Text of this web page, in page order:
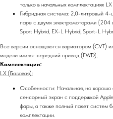
только в начальных комплектациях
Гибридная система: 2,0-литровый 4-
паре с двумя электромоторами (204
Sport Hybrid, EX-L Hybrid, Sport-L
Все версии оснащаются вариатором (CVT)
модели имеют передний привод (FWD).
Комплектации:
LX (Базовая):
Особенности: Начальная, но
сенсорный экран с поддержкой
фары, а также полный пакет систем
комплектации.